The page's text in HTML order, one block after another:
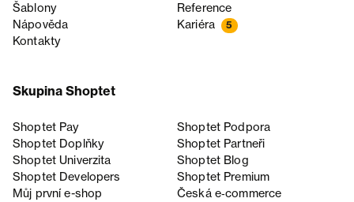
Šablony
Reference
Nápověda
Kariéra 5
Kontakty
Skupina Shoptet
Shoptet Pay
Shoptet Podpora
Shoptet Doplňky
Shoptet Partneři
Shoptet Univerzita
Shoptet Blog
Shoptet Developers
Shoptet Premium
Můj první e-shop
Česká e‑commerce